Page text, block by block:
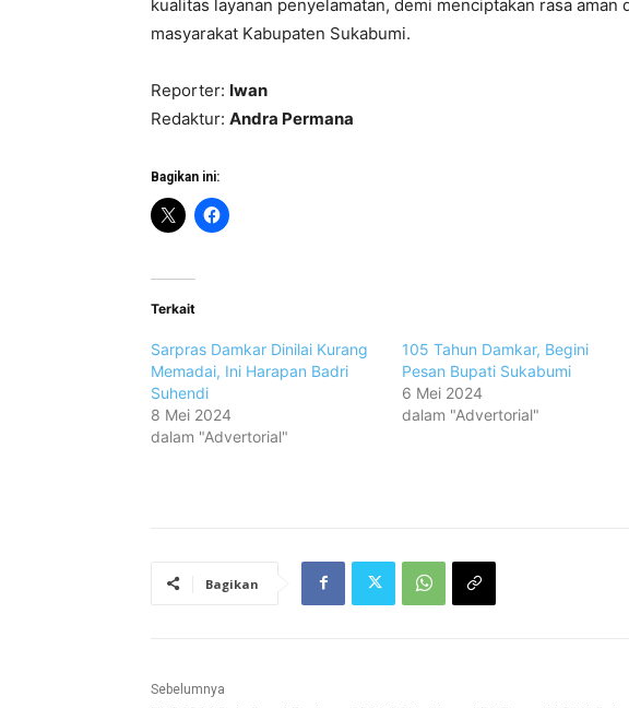
kualitas layanan penyelamatan, demi menciptakan rasa
masyarakat Kabupaten Sukabumi.
Reporter: Iwan
Redaktur: Andra Permana
Bagikan ini:
Terkait
Sarpras Damkar Dinilai Kurang
Memadai, Ini Harapan Badri
Suhendi
8 Mei 2024
dalam "Advertorial"
105 Tahun Damkar, Begini
Pesan Bupati Sukabumi
6 Mei 2024
dalam "Advertorial"
Bagikan
Sebelumnya